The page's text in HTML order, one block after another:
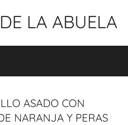
LA ABUELA
ASADO CON
NARANJA Y PERAS